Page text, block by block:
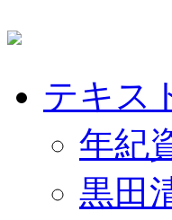
テキス
年紀
黒田